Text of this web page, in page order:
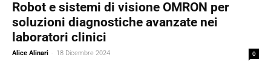
Robot e sistemi di visione OMRON per
soluzioni diagnostiche avanzate nei
laboratori clinici
Alice Alinari - 18 Dicembre 2024 0